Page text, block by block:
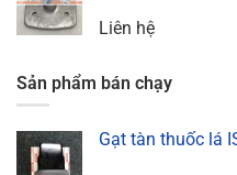
Liên hệ
Sản phẩm bán chạy
Gạt tàn thuốc lá